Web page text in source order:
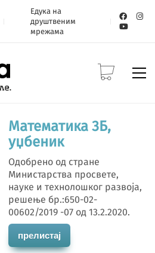
Едука на
друштвеним
мрежама
Математика 3Б,
уџбеник
Одобрено од стране
Министарства просвете,
науке и технолошког развоја,
решење бр.:650-02-
00602/2019 -07 од 13.2.2020.
прелистај